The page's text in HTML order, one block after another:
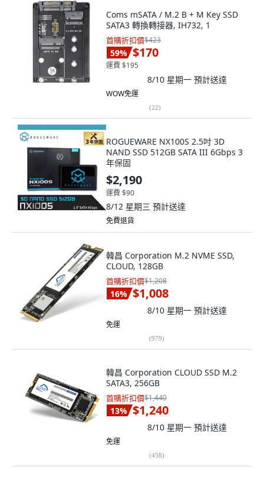
Coms mSATA / M.2 B + M Key SSD
SATA3 轉換轉接器, IH732, 1
首購折扣價$423
59% $170
運費 $195
8/10 星期一 預計送達
WOW免運
(22)
ROGUEWARE NX100S 2.5吋 3D
NAND SSD 512GB SATA III 6Gbps 3
年保固
$2,190
運費 $90
8/12 星期三 預計送達
免費退貨
韓昌 Corporation M.2 NVME SSD,
CLOUD, 128GB
首購折扣價$1,208
16% $1,008
8/10 星期一 預計送達
免運
(979)
韓昌 Corporation CLOUD SSD M.2
SATA3, 256GB
首購折扣價$1,440
13% $1,240
8/10 星期一 預計送達
免運
(458)